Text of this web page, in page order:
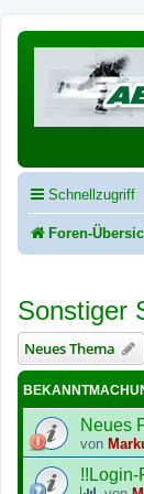
Schnellzugriff
Foren-
Sonstiger
Neues Thema
Neues
von
!!Login-